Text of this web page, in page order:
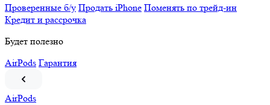
Проверенные б/у Продать iPhone Поменять по трейд-ин
Кредит и рассрочка
Будет полезно
AirPods Гарантия
AirPods